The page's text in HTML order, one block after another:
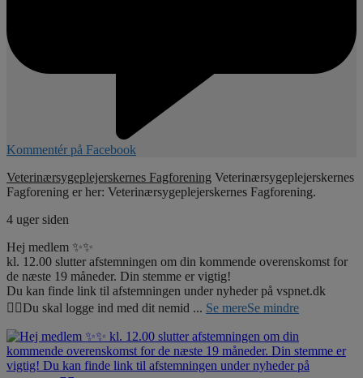
Kommentér på Facebook
Veterinærsygeplejerskernes Fagforening Veterinærsygeplejerskernes
Fagforening er her: Veterinærsygeplejerskernes Fagforening.
4 uger siden
Hej medlem ✨✨
kl. 12.00 slutter afstemningen om din kommende overenskomst for
de næste 19 måneder. Din stemme er vigtig!
Du kan finde link til afstemningen under nyheder på vspnet.dk
☝🏼Du skal logge ind med dit nemid ... Se mereSe mindre